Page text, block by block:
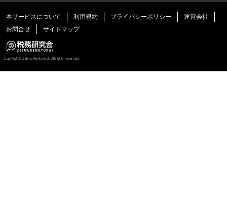
本サービスについて 利用規約 プライバシーポリシー
運営会社
お問合せ
サイトマップ
Copyright© Zeimu Kenkyukai, Allrights reserved.